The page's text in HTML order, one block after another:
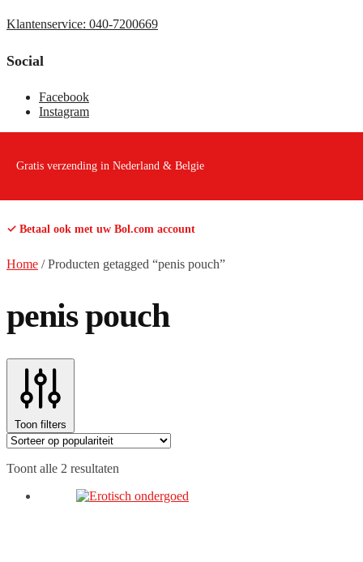
Klantenservice: 040-7200669
Social
Facebook
Instagram
Gratis verzending in Nederland & Belgie
✓ Betaal ook met uw Bol.com account
Home /Producten getagged “penis pouch”
penis pouch
Toon filters
Toont alle 2 resultaten
populariteit